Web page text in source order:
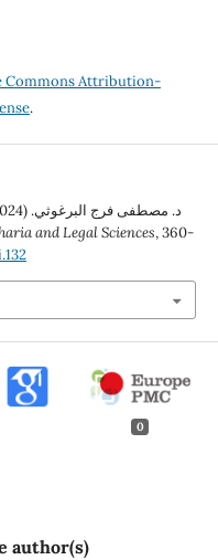
Commons Attribution-
.
and Legal Sciences, 360-
0
author(s)